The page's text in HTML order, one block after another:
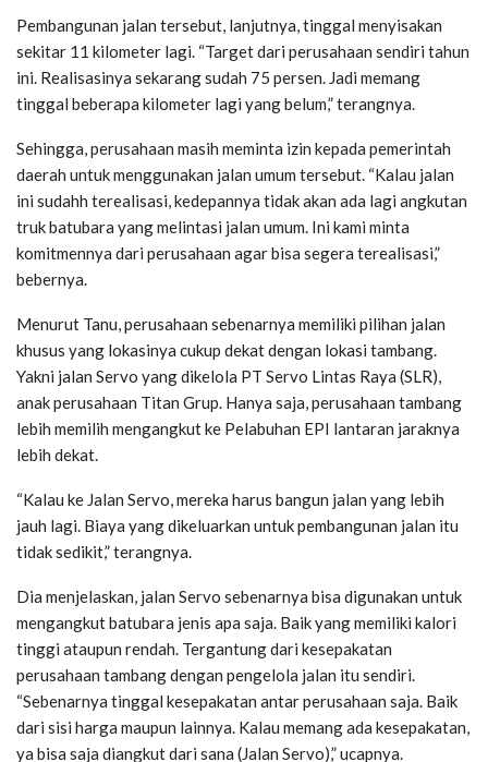
Pembangunan jalan tersebut, lanjutnya, tinggal menyisakan
sekitar 11 kilometer lagi. “Target dari perusahaan sendiri tahun
ini. Realisasinya sekarang sudah 75 persen. Jadi memang
tinggal beberapa kilometer lagi yang belum,” terangnya.
Sehingga, perusahaan masih meminta izin kepada pemerintah
daerah untuk menggunakan jalan umum tersebut. “Kalau jalan
ini sudahh terealisasi, kedepannya tidak akan ada lagi angkutan
truk batubara yang melintasi jalan umum. Ini kami minta
komitmennya dari perusahaan agar bisa segera terealisasi,”
bebernya.
Menurut Tanu, perusahaan sebenarnya memiliki pilihan jalan
khusus yang lokasinya cukup dekat dengan lokasi tambang.
Yakni jalan Servo yang dikelola PT Servo Lintas Raya (SLR),
anak perusahaan Titan Grup. Hanya saja, perusahaan tambang
lebih memilih mengangkut ke Pelabuhan EPI lantaran jaraknya
lebih dekat.
“Kalau ke Jalan Servo, mereka harus bangun jalan yang lebih
jauh lagi. Biaya yang dikeluarkan untuk pembangunan jalan itu
tidak sedikit,” terangnya.
Dia menjelaskan, jalan Servo sebenarnya bisa digunakan untuk
mengangkut batubara jenis apa saja. Baik yang memiliki kalori
tinggi ataupun rendah. Tergantung dari kesepakatan
perusahaan tambang dengan pengelola jalan itu sendiri.
“Sebenarnya tinggal kesepakatan antar perusahaan saja. Baik
dari sisi harga maupun lainnya. Kalau memang ada kesepakatan,
ya bisa saja diangkut dari sana (Jalan Servo),” ucapnya.